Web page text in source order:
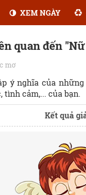
XEM NGÀY
quan đến
mơ
ý nghĩa của
tình cảm,... của bạn.
Kết quả